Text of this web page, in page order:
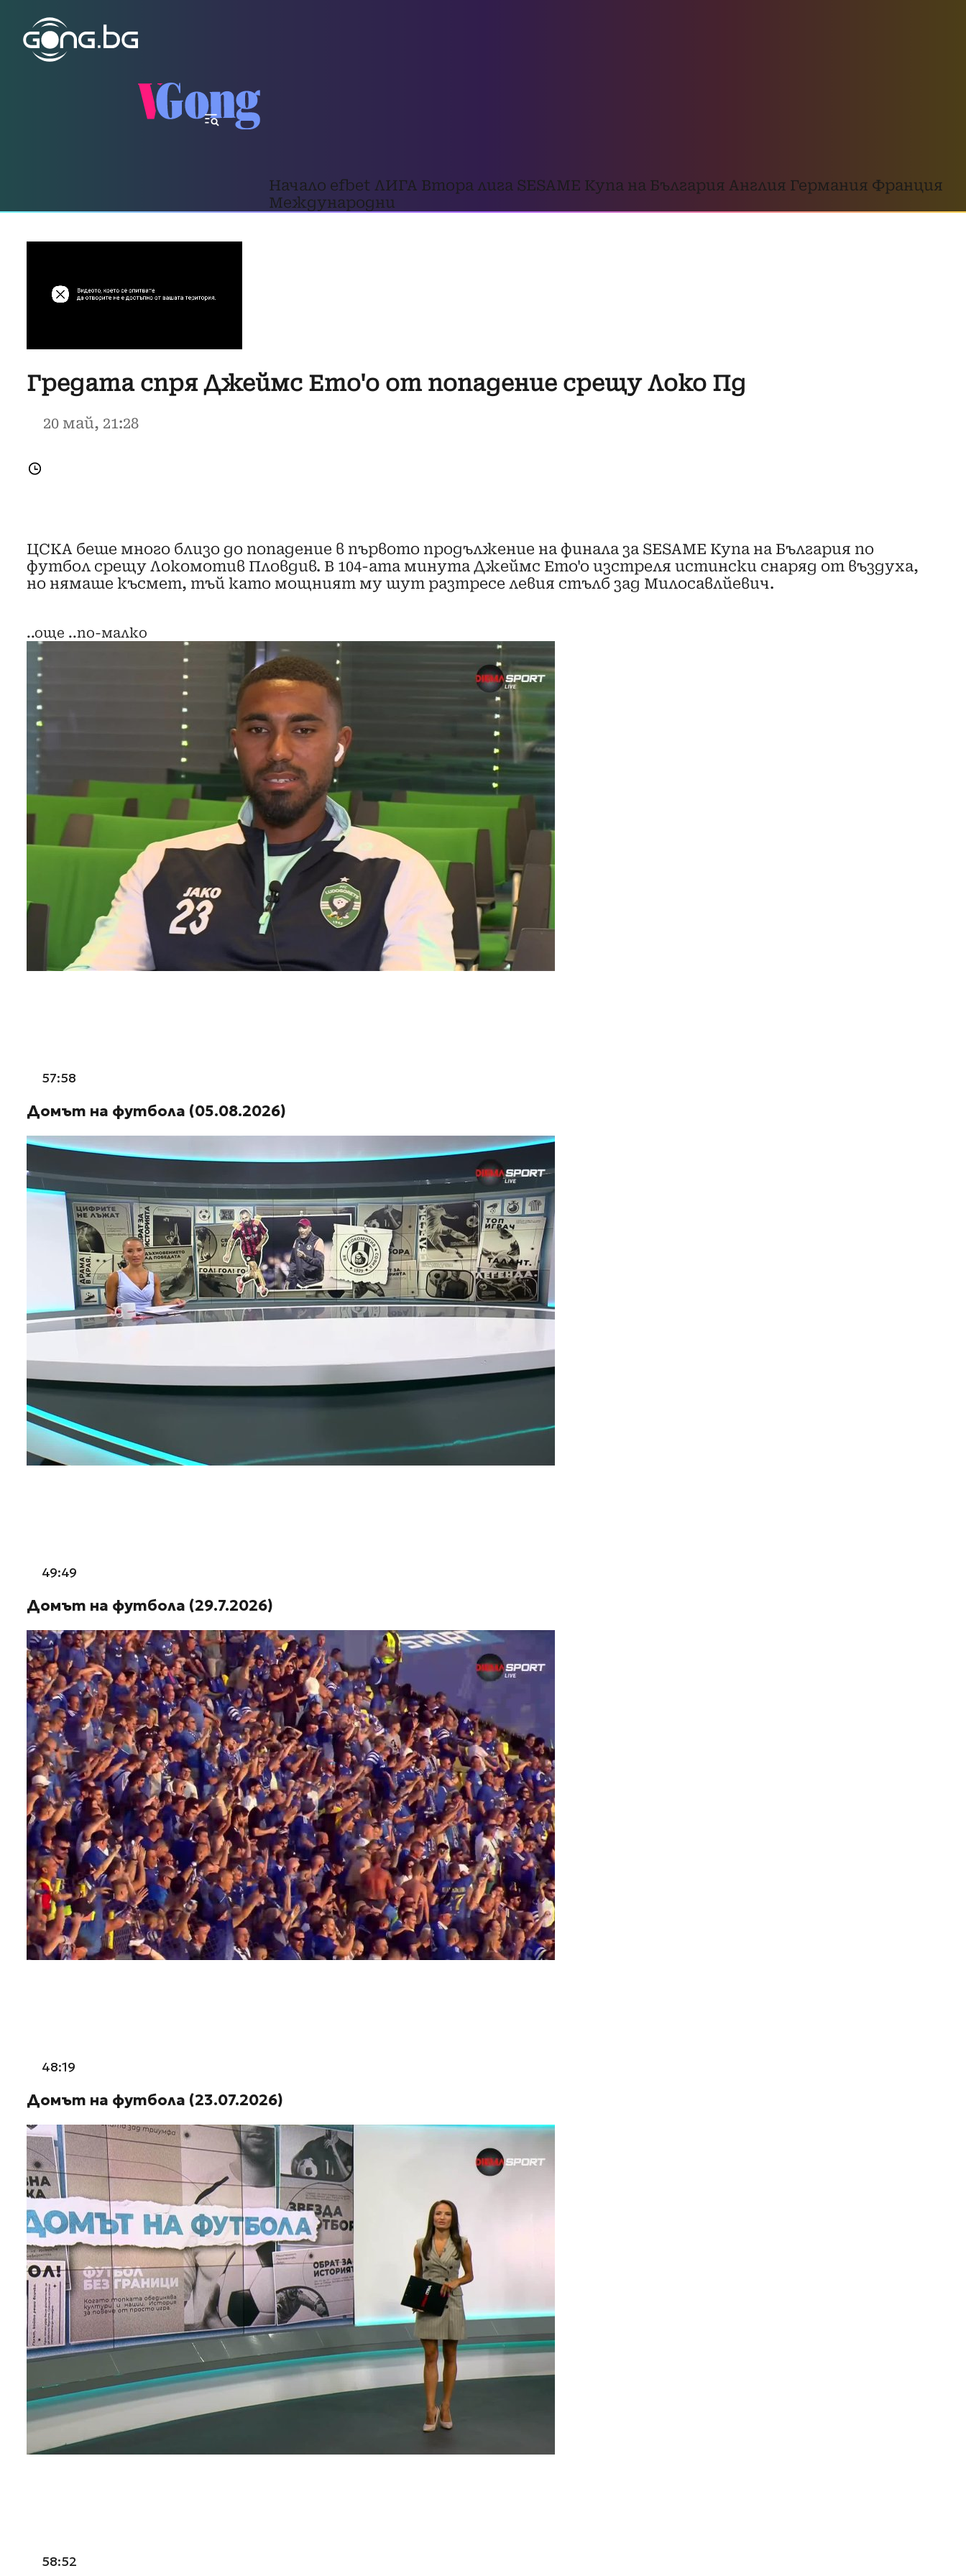
Начало efbet ЛИГА Втора лига SESAME Купа на България Англия Германия Франция
Международни
Гредата спря Джеймс Ето'о от попадение срещу Локо Пд
20 май, 21:28
ЦСКА беше много близо до попадение в първото продължение на финала за SESAME Купа на България по
футбол срещу Локомотив Пловдив. В 104-ата минута Джеймс Ето'о изстреля истински снаряд от въздуха,
но нямаше късмет, тъй като мощният му шут разтресе левия стълб зад Милосавлйевич.
..още ..по-малко
57:58
Домът на футбола (05.08.2026)
49:49
Домът на футбола (29.7.2026)
48:19
Домът на футбола (23.07.2026)
58:52